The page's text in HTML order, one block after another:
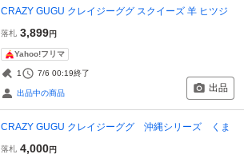
CRAZY GUGU クレイジーググ スクイーズ 羊 ヒツジ
落札 3,899円
Yahoo!フリマ
1 7/6 00:19終了
出品中の商品 出品
CRAZY GUGU クレイジーググ 沖縄シリーズ くま
落札 4,000円